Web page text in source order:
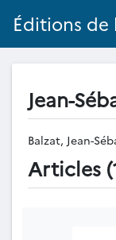
Éditions de
Jean-
Balzat, Jean-
Articles